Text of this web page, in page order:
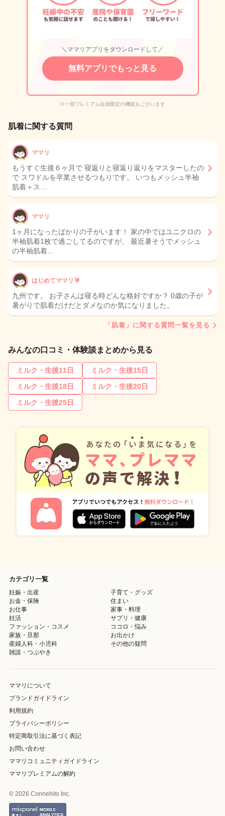
＼ママリアプリをダウンロードして／
無料アプリでもっと見る
※一部プレミアム会員限定の機能もございます
肌着に関する質問
ママリ
もうすぐ生後６ヶ月で 寝返りと寝返り返りをマスターしたの
で スワドルを卒業させるつもりです。 いつもメッシュ半袖
肌着＋ス…
ママリ
1ヶ月になったばかりの子がいます！ 家の中ではユニクロの
半袖肌着1枚で過ごしてるのですが、 最近暑そうでメッシュ
の半袖肌着…
はじめてママリ🔰
九州です。 お子さんは寝る時どんな格好ですか？ 0歳の子が
暑がりで肌着だけだとダメなのか気になりました。
「肌着」に関する質問一覧を見る
みんなの口コミ・体験談まとめから見る
ミルク・生後11日
ミルク・生後15日
ミルク・生後18日
ミルク・生後20日
ミルク・生後25日
カテゴリ一覧
妊娠・出産
子育て・グッズ
お金・保険
住まい
お仕事
家事・料理
妊活
サプリ・健康
ファッション・コスメ
ココロ・悩み
家族・旦那
お出かけ
産婦人科・小児科
その他の疑問
雑談・つぶやき
ママリについて
ブランドガイドライン
利用規約
プライバシーポリシー
特定商取引法に基づく表記
お問い合わせ
ママリコミュニティガイドライン
ママリプレミアムの解約
© 2026 Connehito Inc.